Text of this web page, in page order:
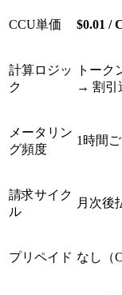
CCU単価 $0.01 /
計算ロジッ
ク
トーク
→ 割引
メータリン
グ頻度
1時間
請求サイク
ル
月次後
プリペイド なし（